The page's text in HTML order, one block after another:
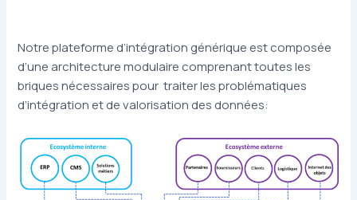
Notre plateforme d’intégration générique est composée
d’une architecture modulaire comprenant toutes les
briques nécessaires pour traiter les problématiques
d’intégration et de valorisation des données: